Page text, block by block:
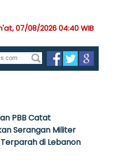
07/08/2026 04:40 WIB
PBB Catat
Serangan Militer
di Lebanon